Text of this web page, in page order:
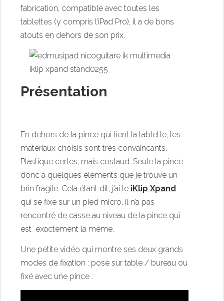
fabrication, compatible avec toutes les
tablettes (y compris l’iPad Pro), il a de bons
atouts en dehors de son prix.
Présentation
En dehors de la pince qui tient la tablette, les
matériaux choisis sont très convaincants.
Plastique certes, mais costaud. Seule la pince
donc a quelques éléments que je trouve un
brin fragile. Cela étant dit, j’ai le iKlip Xpand
qui se fixe sur un pied micro, il n’a pas
rencontré de casse au niveau de la pince qui
est exactement la même.
Une petite vidéo qui montre ses deux grands
modes de fixation : posé sur table / bureau ou
fixé avec une pince :